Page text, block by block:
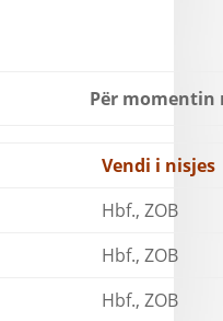
Për momentin
Vendi i nisjes
Hbf., ZOB
Hbf., ZOB
Hbf., ZOB